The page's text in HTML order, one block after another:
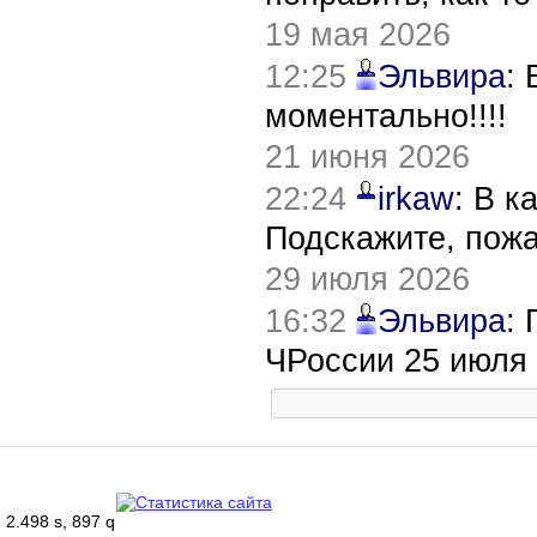
19 мая 2026
12:25
Эльвира:
моментально!!!!
21 июня 2026
22:24
irkaw: В
Подскажите,
29 июля 2026
16:32
Эльвира:
ЧРоссии 25 июля
2.498 s, 897 q